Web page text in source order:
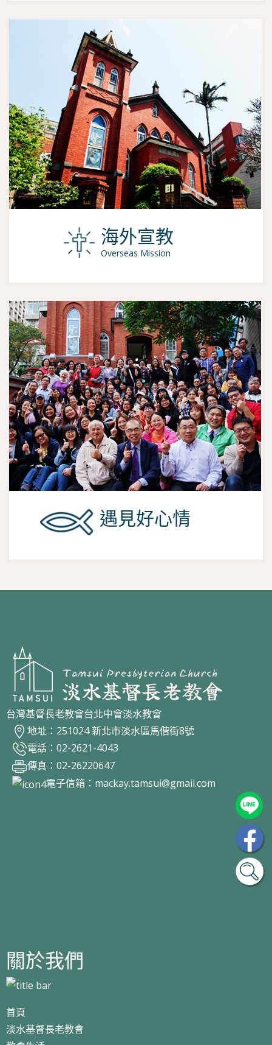
海外宣教
Overseas Mission
遇見好心情
台灣基督長老教會台北中會淡水教會
地址：251024 新北市淡水區馬偕街8號
電話：02-2621-4043
傳真：02-26220647
電子信箱： mackay.tamsui@gmail.com
關於我們
首頁
淡水基督長老教會